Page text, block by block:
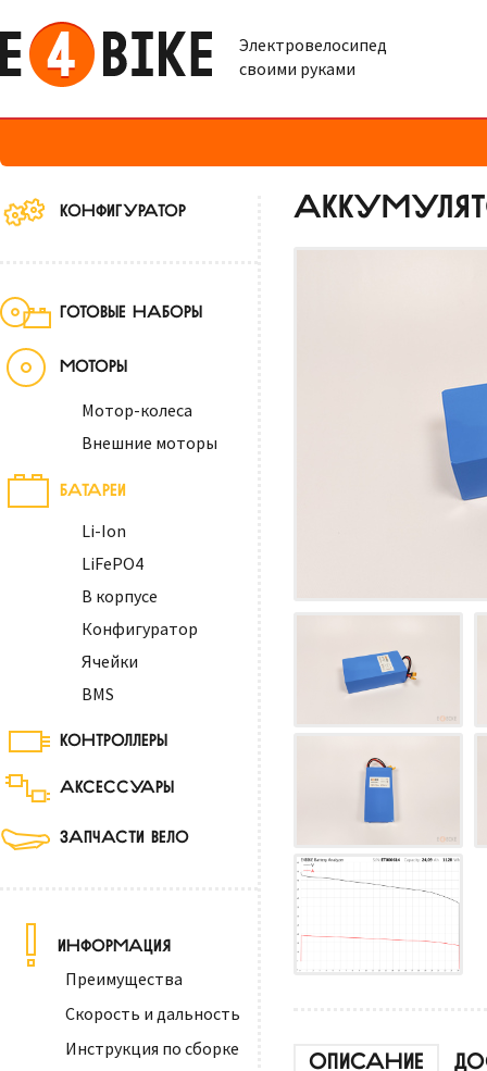
Электровелосипед
своими руками
КОНФИГУРАТОР
ГОТОВЫЕ НАБОРЫ
МОТОРЫ
Мотор-колеса
Внешние моторы
БАТАРЕИ
Li-Ion
LiFePO4
В корпусе
Конфигуратор
Ячейки
BMS
КОНТРОЛЛЕРЫ
АКСЕССУАРЫ
ЗАПЧАСТИ ВЕЛО
ИНФОРМАЦИЯ
Преимущества
Скорость и дальность
Инструкция по сборке
ОПИСАНИЕ